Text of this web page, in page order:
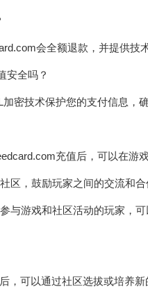
会全额退款，并提供技
安全吗？
密技术保护您的支付信息，
充值后，可以在游
区，鼓励玩家之间的交流和合
与游戏和社区活动的玩家，
，可以通过社区选拔或培养新